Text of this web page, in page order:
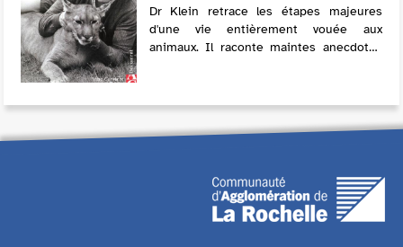
Dr Klein retrace les étapes majeures
d'une vie entièrement vouée aux
animaux. Il raconte maintes anecdotes